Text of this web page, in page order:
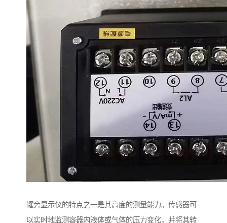
罐旁显示仪的特点之一是其高度的测量能力。传感器可
以实时地监测容器内液体或气体的压力变化，并将其转